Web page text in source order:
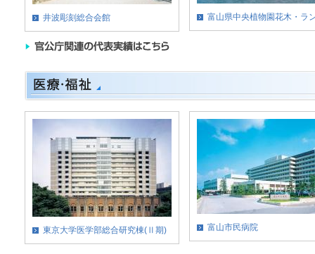
井波彫刻総合会館 富山県中央植物園花木・ラ
東京大学医学部総合研究棟(Ⅱ期) 富山市民病院